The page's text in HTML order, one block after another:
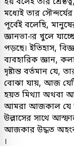
মধ্যেই তার
পূর্বেই বলেছি,
জ্ঞানভা-ার খুলে
পড়ছে। ইতিহাস,
ব্যবহারিক জ্ঞান,
দৃষ্টান্ত বর্তমান যে,
বোঝা যায়, আজ
হয়ত মিথ্যা অথবা
আমরা আজকাল যে
উল্লাসের সাথে
আজকার উদ্ধত
।